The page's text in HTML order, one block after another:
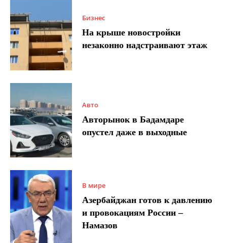
Бизнес
На крыше новостройки
незаконно надстраивают этаж
Авто
Авторынок в Бадамдаре
опустел даже в выходные
В мире
Азербайджан готов к давлению
и провокациям России –
Намазов